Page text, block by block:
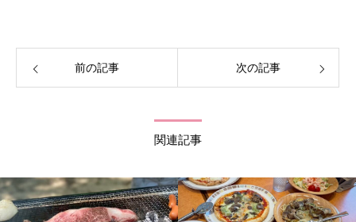
前の記事 次の記事
関連記事